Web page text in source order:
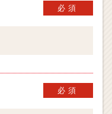
必須
必須